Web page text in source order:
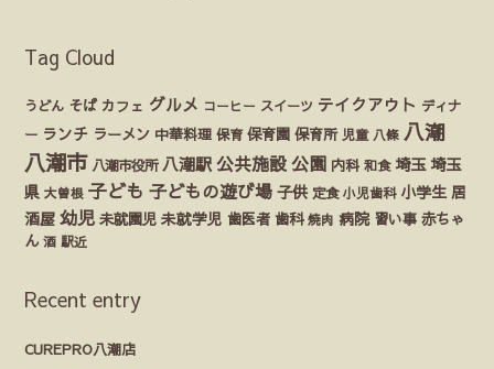
Tag Cloud
うどん そば カフェ グルメ コーヒー スイーツ テイクアウト ディナ
ー ランチ ラーメン 中華料理 保育 保育園 保育所 児童 八條 八潮
八潮市 八潮市役所 八潮駅 公共施設 公園 内科 和食 埼玉 埼玉
県 大曽根 子ども 子どもの遊び場 子供 定食 小児歯科 小学生 居
酒屋 幼児 未就園児 未就学児 歯医者 歯科 焼肉 病院 習い事 赤ちゃ
ん 酒 駅近
Recent entry
CUREPRO八潮店